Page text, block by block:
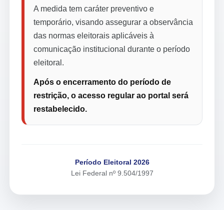
A medida tem caráter preventivo e
temporário, visando assegurar a observância
das normas eleitorais aplicáveis à
comunicação institucional durante o período
eleitoral.
Após o encerramento do período de
restrição, o acesso regular ao portal será
restabelecido.
Período Eleitoral 2026
Lei Federal nº 9.504/1997